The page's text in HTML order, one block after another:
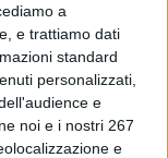
a
e trattiamo dati
standard
personalizzati,
e
noi e i nostri 267
e
da oltre 25 anni
dell’assistenza
prodotti